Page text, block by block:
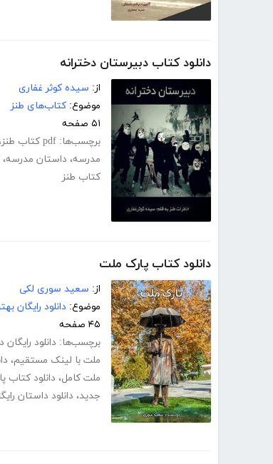
دانلود کتاب دبیرستان دخترانه
از: سیده کوثر غفاری
موضوع: کتاب‌های طنز
۵۱ صفحه
برچسب‌ها: pdf کتاب طنز ،
مدرسه، داستان مدرسه،
کتاب طنز
دانلود کتاب پارک ملت
از: سعید سوری لکی
موضوع: دانلود رایگان
۴۵ صفحه
برچسب‌ها: دانلود
ملت با لینک مستقیم،
ملت کامل، دانلود کتاب
جدید، دانلود داستان